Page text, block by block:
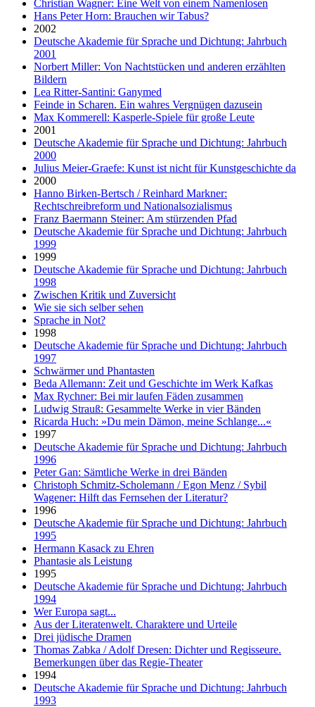
Christian Wagner: Eine Welt von einem Namenlosen
Hans Peter Horn: Brauchen wir Tabus?
2002
Deutsche Akademie für Sprache und Dichtung: Jahrbuch
2001
Norbert Miller: Von Nachtstücken und anderen erzählten
Bildern
Lea Ritter-Santini: Ganymed
Feinde in Scharen. Ein wahres Vergnügen dazusein
Max Kommerell: Kasperle-Spiele für große Leute
2001
Deutsche Akademie für Sprache und Dichtung: Jahrbuch
2000
Julius Meier-Graefe: Kunst ist nicht für Kunstgeschichte da
2000
Hanno Birken-Bertsch / Reinhard Markner:
Rechtschreibreform und Nationalsozialismus
Franz Baermann Steiner: Am stürzenden Pfad
Deutsche Akademie für Sprache und Dichtung: Jahrbuch
1999
1999
Deutsche Akademie für Sprache und Dichtung: Jahrbuch
1998
Zwischen Kritik und Zuversicht
Wie sie sich selber sehen
Sprache in Not?
1998
Deutsche Akademie für Sprache und Dichtung: Jahrbuch
1997
Schwärmer und Phantasten
Beda Allemann: Zeit und Geschichte im Werk Kafkas
Max Rychner: Bei mir laufen Fäden zusammen
Ludwig Strauß: Gesammelte Werke in vier Bänden
Ricarda Huch: »Du mein Dämon, meine Schlange...«
1997
Deutsche Akademie für Sprache und Dichtung: Jahrbuch
1996
Peter Gan: Sämtliche Werke in drei Bänden
Christoph Schmitz-Scholemann / Egon Menz / Sybil
Wagener: Hilft das Fernsehen der Literatur?
1996
Deutsche Akademie für Sprache und Dichtung: Jahrbuch
1995
Hermann Kasack zu Ehren
Phantasie als Leistung
1995
Deutsche Akademie für Sprache und Dichtung: Jahrbuch
1994
Wer Europa sagt...
Aus der Literatenwelt. Charaktere und Urteile
Drei jüdische Dramen
Thomas Zabka / Adolf Dresen: Dichter und Regisseure.
Bemerkungen über das Regie-Theater
1994
Deutsche Akademie für Sprache und Dichtung: Jahrbuch
1993